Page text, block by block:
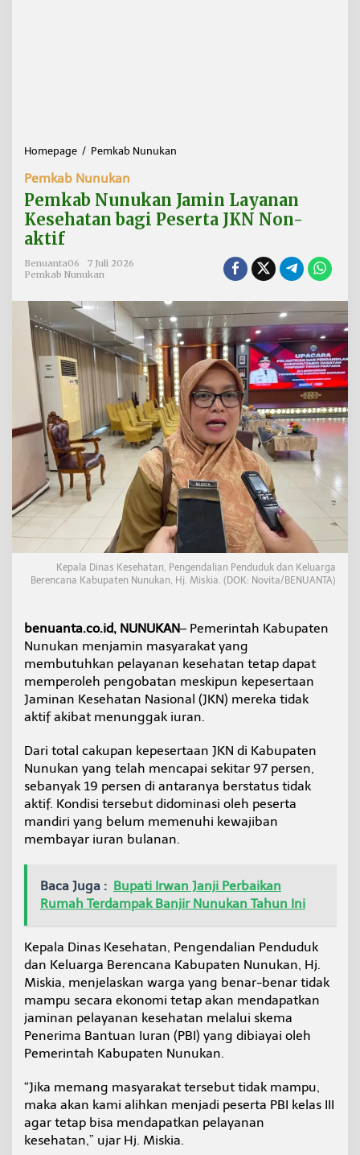
Homepage / Pemkab Nunukan
k
a
b
J
a
m
i
n
L
a
y
a
n
a
n
K
e
s
e
h
a
n
b
g
P
e
r
t
a
J
K
N
-
a
i
f
Pemkab Nunukan
Pemkab Nunukan Jamin Layanan
Kesehatan bagi Peserta JKN Non-
aktif
Benuanta06
7 Juli 2026
Pemkab Nunukan
Kepala Dinas Kesehatan, Pengendalian Penduduk dan Keluarga
Berencana Kabupaten Nunukan, Hj. Miskia. (DOK: Novita/BENUANTA)
benuanta.co.id, NUNUKAN– Pemerintah Kabupaten
Nunukan menjamin masyarakat yang
membutuhkan pelayanan kesehatan tetap dapat
memperoleh pengobatan meskipun kepesertaan
Jaminan Kesehatan Nasional (JKN) mereka tidak
aktif akibat menunggak iuran.
Dari total cakupan kepesertaan JKN di Kabupaten
Nunukan yang telah mencapai sekitar 97 persen,
sebanyak 19 persen di antaranya berstatus tidak
aktif. Kondisi tersebut didominasi oleh peserta
mandiri yang belum memenuhi kewajiban
membayar iuran bulanan.
Baca Juga : Bupati Irwan Janji Perbaikan
Rumah Terdampak Banjir Nunukan Tahun Ini
Kepala Dinas Kesehatan, Pengendalian Penduduk
dan Keluarga Berencana Kabupaten Nunukan, Hj.
Miskia, menjelaskan warga yang benar-benar tidak
mampu secara ekonomi tetap akan mendapatkan
jaminan pelayanan kesehatan melalui skema
Penerima Bantuan Iuran (PBI) yang dibiayai oleh
Pemerintah Kabupaten Nunukan.
“Jika memang masyarakat tersebut tidak mampu,
maka akan kami alihkan menjadi peserta PBI kelas III
agar tetap bisa mendapatkan pelayanan
kesehatan,” ujar Hj. Miskia.